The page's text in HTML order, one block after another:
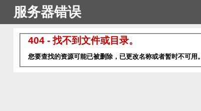
服务器错误
404 - 找不到文件或目录。
您要查找的资源可能已被删除，已更改名称或者暂时不可用。